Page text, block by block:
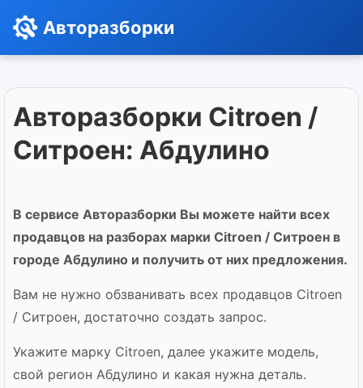
Авторазборки
Авторазборки Citroen /
Ситроен: Абдулино
В сервисе Авторазборки Вы можете найти всех
продавцов на разборах марки Citroen / Ситроен в
городе Абдулино и получить от них предложения.
Вам не нужно обзванивать всех продавцов Citroen
/ Ситроен, достаточно создать запрос.
Укажите марку Citroen, далее укажите модель,
свой регион Абдулино и какая нужна деталь.